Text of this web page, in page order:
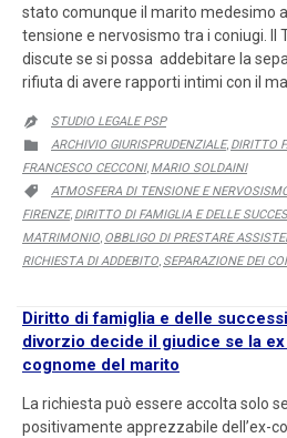
stato comunque il marito medesimo
tensione e nervosismo tra i coniugi. Il
discute se si possa addebitare la
rifiuta di avere rapporti intimi con il

STUDIO LEGALE PSP

CATEGORY
ARCHIVIO GIURISPRUDENZIALE, DIRITTO
FRANCESCO CECCONI, MARIO SOLDAINI

CATEGORY
ATMOSFERA DI TENSIONE E
FIRENZE, DIRITTO DI FAMIGLIA E DELLE
MATRIMONIO OBBLIGO DI PRESTARE
RICHIESTA DI ADDEBITO SEPARAZIONE DEI
Diritto di famiglia e delle
divorzio decide il giudice se la
cognome del marito
La richiesta può essere accolta solo
positivamente apprezzabile dell’ex-